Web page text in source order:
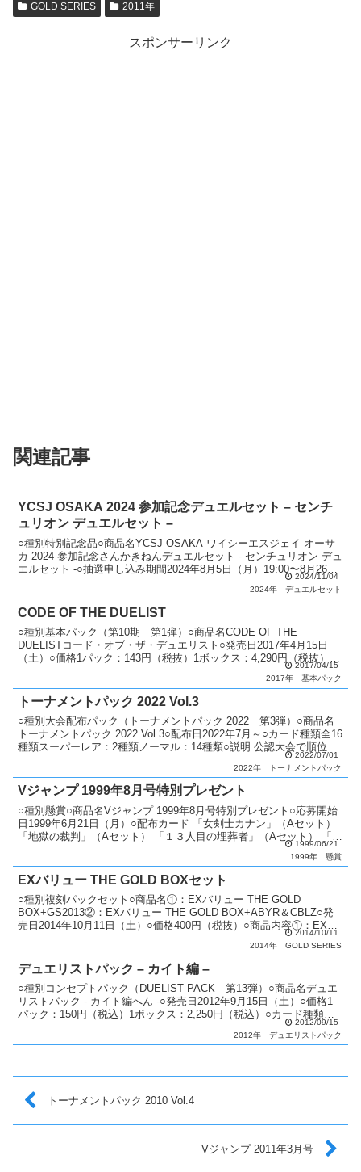
GOLD SERIES 2011年
スポンサーリンク
関連記事
YCSJ OSAKA 2024 参加記念デュエルセット – センチ
ュリオン デュエルセット –
○種別特別記念品○商品名YCSJ OSAKA ワイシーエスジェイ オーサ
カ 2024 参加記念さんかきねんデュエルセット - センチュリオン デュ
エルセット -○抽選申し込み期間2024年8月5日（月）19:00〜8月26日
2024/11/04
2024年
デュエルセット
CODE OF THE DUELIST
○種別基本パック（第10期 第1弾）○商品名CODE OF THE
DUELISTコード・オブ・ザ・デュエリスト○発売日2017年4月15日
（土）○価格1パック：143円（税抜）1ボックス：4,290円（税抜）○
2017/04/15
2017年
基本パック
トーナメントパック 2022 Vol.3
○種別大会配布パック（トーナメントパック 2022 第3弾）○商品名
トーナメントパック 2022 Vol.3○配布日2022年7月～○カード種類全16
種類スーパーレア：2種類ノーマル：14種類○説明 公認大会で順位に
2022/07/01
2022年
トーナメントパック
Vジャンプ 1999年8月号特別プレゼント
○種別懸賞○商品名Vジャンプ 1999年8月号特別プレゼント○応募開始
日1999年6月21日（月）○配布カード 「女剣士カナン」（Aセット）
「地獄の裁判」（Aセット） 「１３人目の埋葬者」（Aセット） 「エ
1999/06/21
1999年
懸賞
EXバリュー THE GOLD BOXセット
○種別複刻パックセット○商品名①：EXバリュー THE GOLD
BOX+GS2013②：EXバリュー THE GOLD BOX+ABYR＆CBLZ○発
売日2014年10月11日（土）○価格400円（税抜）○商品内容①：EXバ
2014/10/11
2014年
GOLD SERIES
デュエリストパック – カイト編 –
○種別コンセプトパック（DUELIST PACK 第13弾）○商品名デュエ
リストパック - カイト編へん -○発売日2012年9月15日（土）○価格1
パック：150円（税込）1ボックス：2,250円（税込）○カード種類全
2012/09/15
2012年
デュエリストパック
トーナメントパック 2010 Vol.4
Vジャンプ 2011年3月号